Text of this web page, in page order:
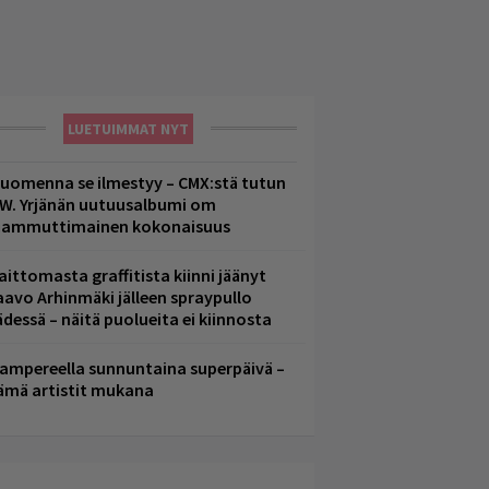
LUETUIMMAT NYT
se ilmestyy – CMX:stä tutun
Yrjänän uutuusalbumi om
kokonaisuus
graffitista kiinni jäänyt
Arhinmäki jälleen spraypullo
– näitä puolueita ei kiinnosta
sunnuntaina superpäivä –
artistit mukana